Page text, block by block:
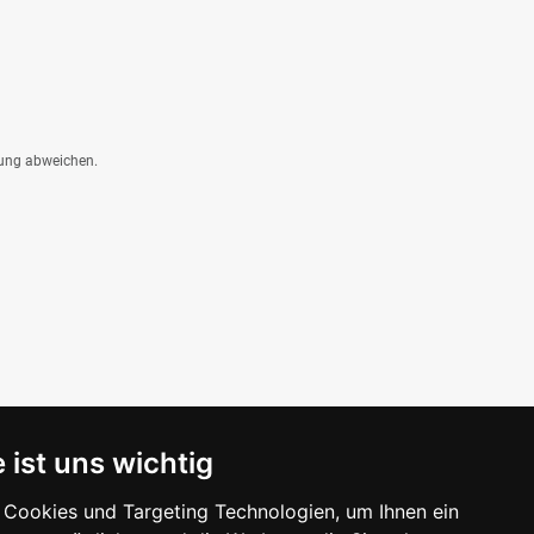
ist uns wichtig
und Targeting Technologien, um Ihnen ein
abweichen.